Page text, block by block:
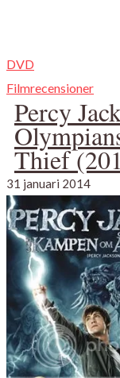
DVD
Filmrecensioner
Percy
Thief
31 januari 2014